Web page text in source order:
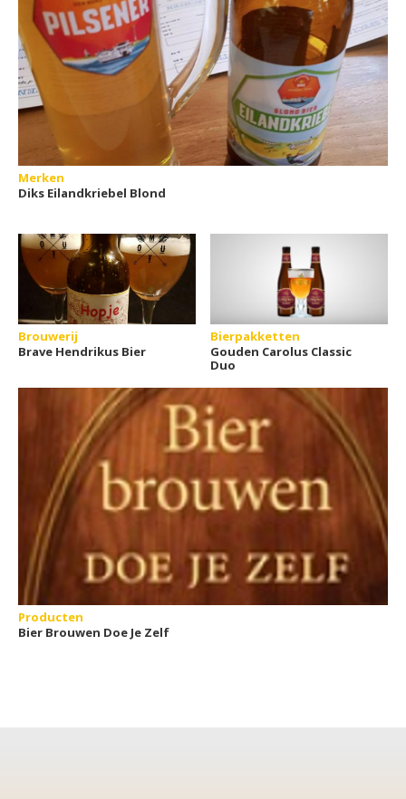
Merken
Diks Eilandkriebel Blond
Brouwerij
Brave Hendrikus Bier
Bierpakketten
Gouden Carolus Classic
Duo
Producten
Bier Brouwen Doe Je Zelf